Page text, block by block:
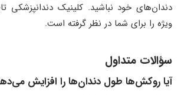
دندان‌های خود نباشید. کلینیک دندانپزشکی
ویژه را برای شما در نظر گرفته است.
سؤالات متداول
آیا روکش‌ها طول دندان‌ها را افزایش